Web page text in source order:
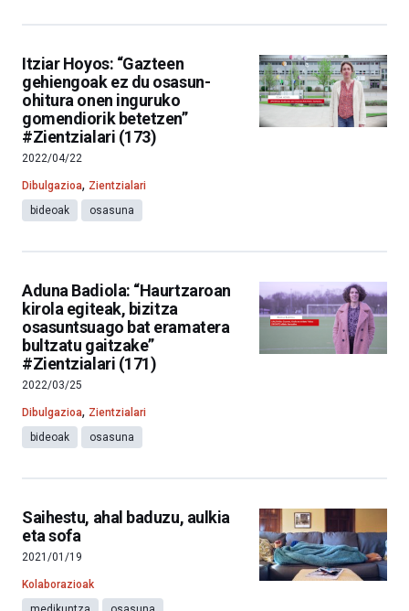
Itziar Hoyos: “Gazteen
gehiengoak ez du osasun-
ohitura onen inguruko
gomendiorik betetzen”
#Zientzialari (173)
2022/04/22
Dibulgazioa, Zientzialari
bideoak
osasuna
Aduna Badiola: “Haurtzaroan
kirola egiteak, bizitza
osasuntsuago bat eramatera
bultzatu gaitzake”
#Zientzialari (171)
2022/03/25
Dibulgazioa, Zientzialari
bideoak
osasuna
Saihestu, ahal baduzu, aulkia
eta sofa
2021/01/19
Kolaborazioak